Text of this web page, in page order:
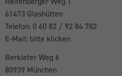
61473 Glashütten
Telefon: 0 60 82 / 92 84 782
E-Mail: bitte klicken
Berkiefer Weg 6
80939 München